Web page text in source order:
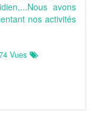
avons
nos activités
Vues